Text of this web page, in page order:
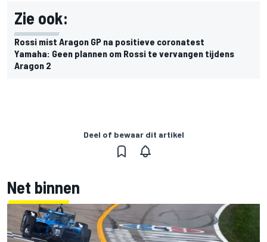
Zie ook:
Rossi mist Aragon GP na positieve coronatest
Yamaha: Geen plannen om Rossi te vervangen tijdens
Aragon 2
Deel of bewaar dit artikel
Net binnen